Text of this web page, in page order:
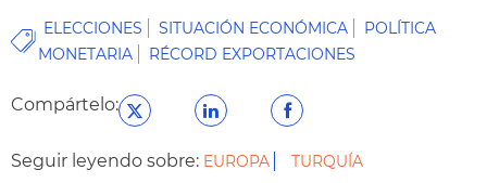
ELECCIONES SITUACIÓN ECONÓMICA
POLÍTICA
MONETARIA
RÉCORD EXPORTACIONES
Compártelo:
Seguir leyendo sobre: EUROPA TURQUÍA